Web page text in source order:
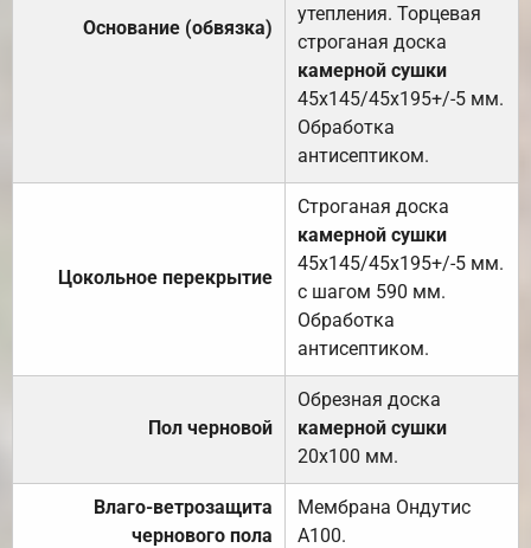
Основание (обвязка)
утепления. Торцевая
строганая доска
камерной сушки
45х145/45х195+/-5 мм.
Обработка
антисептиком.
Цокольное перекрытие
Строганая доска
камерной сушки
45х145/45х195+/-5 мм.
с шагом 590 мм.
Обработка
антисептиком.
Пол черновой
Обрезная доска
камерной сушки
20х100 мм.
Влаго-ветрозащита
чернового пола
Мембрана Ондутис
А100.